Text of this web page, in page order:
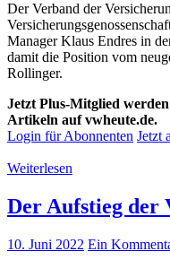
Der Verband der
Manager Klaus Endres in
damit die Position vom
Rollinger.
Jetzt Plus-Mitglied
Artikeln auf vwheute.de.
Login für Abonnenten Jetzt
Weiterlesen
Der Aufstieg der
10. Juni 2022 Ein